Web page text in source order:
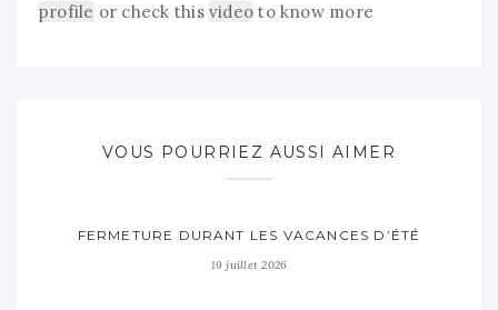
profile or check this video to know more
VOUS POURRIEZ AUSSI AIMER
FERMETURE DURANT LES VACANCES D’ÉTÉ
19 juillet 2026